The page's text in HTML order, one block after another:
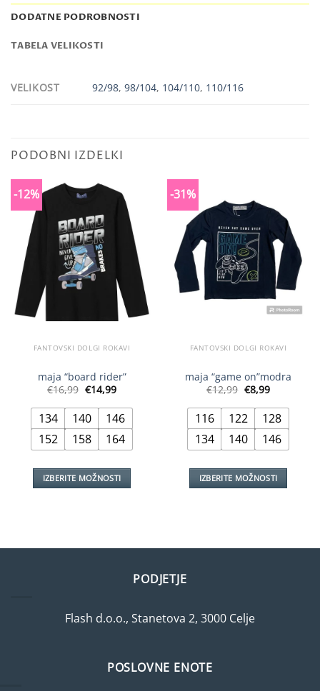
DODATNE PODROBNOSTI
TABELA VELIKOSTI
VELIKOST 92/98,98/104, 104/110, 110/116
PODOBNI IZDELKI
-12%
FANTOVSKI DOLGI ROKAVI
maja “board rider”
€16,99 Izvirna
cena
je
bila:
€16,99.
€14,99Trenutna
je:
€14,99.
134 140
146
152
158 164
IZBERITE MOŽNOSTI
na
-31%
FANTOVSKI DOLGI ROKAVI
maja “game on”modra
€12,99 Izvirna
cena
je
bila:
€12,99.
€8,99Trenutna
je:
€8,99.
116 122
128
134
140 146
IZBERITE MOŽNOSTI
na
strani
PODJETJE
Flash d.o.o., Stanetova 2, 3000 Celje
POSLOVNE ENOTE